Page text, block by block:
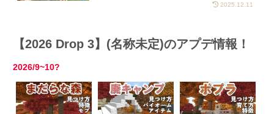
2025.12.11
【2026 Drop 3】(名称未定)のアプデ情報！
2026/9~10?